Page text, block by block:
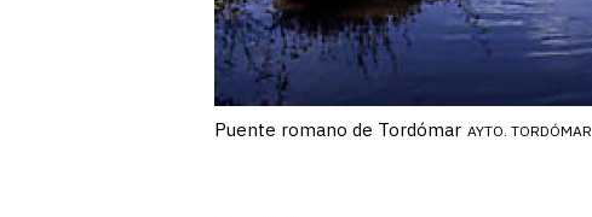
Puente romano de Tordómar AYTO. TORDÓMAR